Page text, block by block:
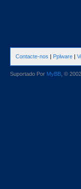
Contacte-nos | Pplware |
Suportado Por MyBB , ©